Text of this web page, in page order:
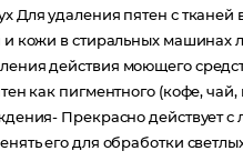
Для удаления пятен с
кожи в стиральных машинах
действия моющего
как пигментного (кофе,
Прекрасно
его для обработки